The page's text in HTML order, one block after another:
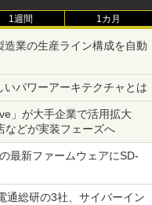
1週間 1カ月
業の生産ライン構成を自動
パワーアーキテクチャとは
」が大手企業で活用拡大
などが実装フェーズへ
最新ファームウェアにSD-
通総研の3社、サイバーイン